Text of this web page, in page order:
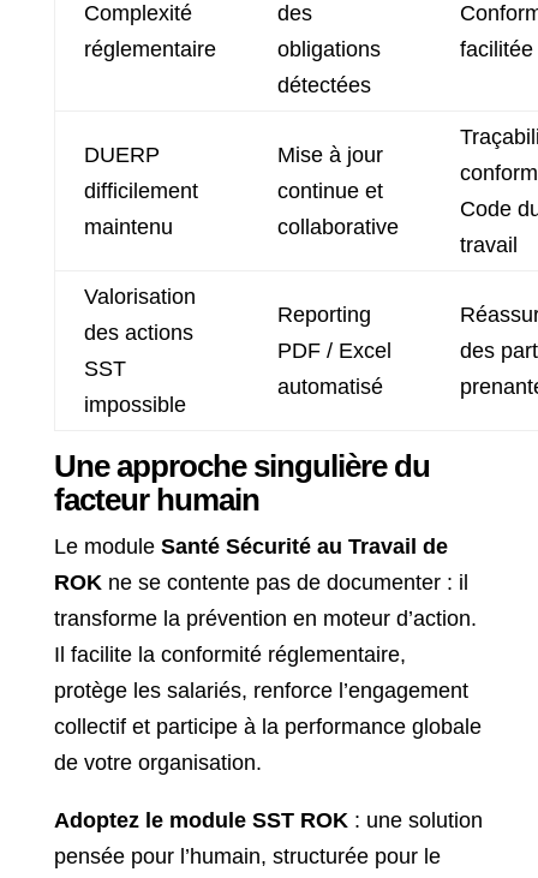
Complexité
réglementaire
des
obligations
détectées
facilitée
DUERP
difficilement
maintenu
Mise à jour
continue et
collaborative
Code
travail
Valorisation
des actions
SST
impossible
Reporting
PDF / Excel
automatisé
des
Une approche singulière du
facteur humain
Le module Santé Sécurité au Travail de
ROKne se contente pas de documenter : il
transforme la prévention en moteur d’action.
Il facilite la conformité réglementaire,
protège les salariés, renforce l’engagement
collectif et participe à la performance globale
de votre organisation.
Adoptez le module SST ROK: une solution
pensée pour l’humain, structurée pour le